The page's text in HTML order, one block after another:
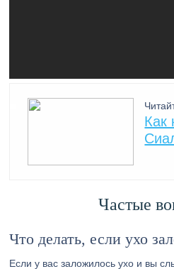
Как
Частые
Что делать, если ухо
Если у вас заложилось ухо и вы